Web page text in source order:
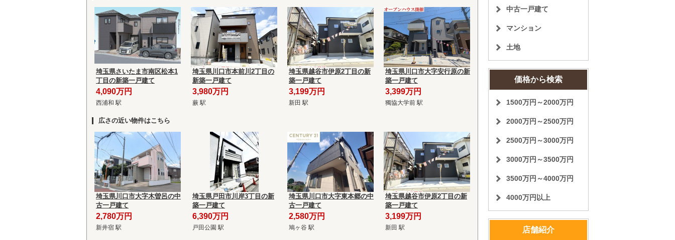
埼玉県さいたま市南区松本1
丁目の新築一戸建て
4,090万円
西浦和 駅
埼玉県川口市本前川2丁目の
新築一戸建て
3,980万円
蕨 駅
埼玉県越谷市伊原2丁目の新
築一戸建て
3,199万円
新田 駅
埼玉県川口市大字安行原の新
築一戸建て
3,399万円
獨協大学前 駅
広さの近い物件はこちら
埼玉県川口市大字木曽呂の中
古一戸建て
2,780万円
新井宿 駅
埼玉県戸田市川岸3丁目の新
築一戸建て
6,390万円
戸田公園 駅
埼玉県川口市大字東本郷の中
古一戸建て
2,580万円
鳩ヶ谷 駅
埼玉県越谷市伊原2丁目の新
築一戸建て
3,199万円
新田 駅
中古一戸建て
マンション
土地
価格から検索
1500万円～2000万円
2000万円～2500万円
2500万円～3000万円
3000万円～3500万円
3500万円～4000万円
4000万円以上
店舗紹介